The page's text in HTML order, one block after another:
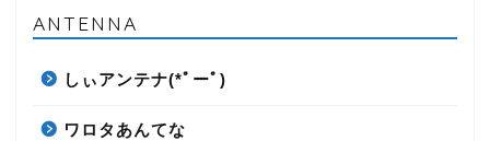
ANTENNA
しぃアンテナ(*ﾟーﾟ)
ワロタあんてな